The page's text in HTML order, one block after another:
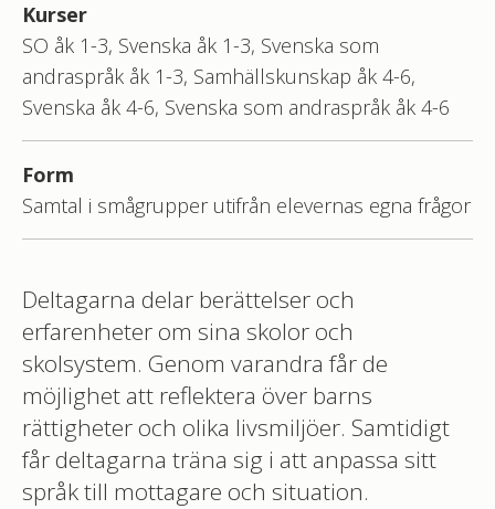
Kurser
SO åk 1-3, Svenska åk 1-3, Svenska som
andraspråk åk 1-3, Samhällskunskap åk 4-6,
Svenska åk 4-6, Svenska som andraspråk åk 4-6
Form
Samtal i smågrupper utifrån elevernas egna frågor
Deltagarna delar berättelser och
erfarenheter om sina skolor och
skolsystem. Genom varandra får de
möjlighet att reflektera över barns
rättigheter och olika livsmiljöer. Samtidigt
får deltagarna träna sig i att anpassa sitt
språk till mottagare och situation.